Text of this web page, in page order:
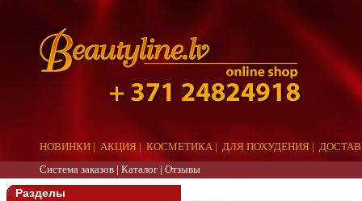
НОВИНКИ | АКЦИЯ | КОСМЕТИКА | ДЛЯ ПОХУДЕНИЯ |
Система заказов | Каталог | Отзывы
Разделы